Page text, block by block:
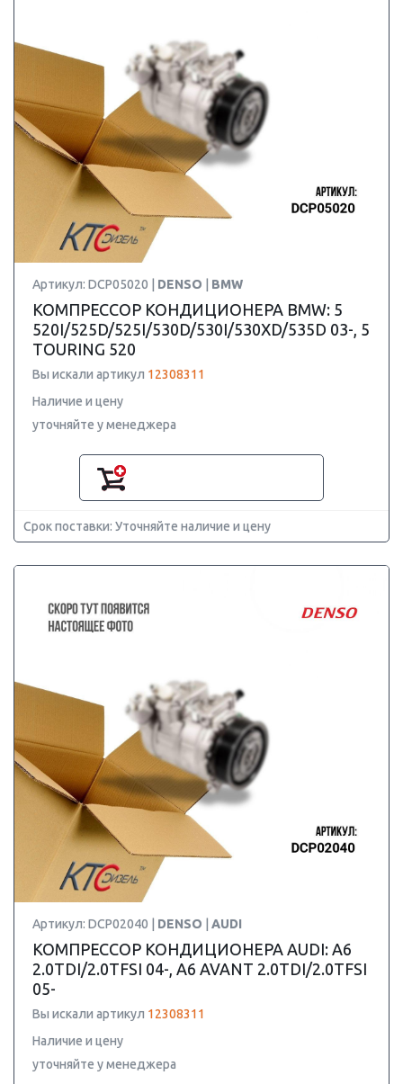
Артикул: DCP05020 | DENSO BMW
КОМПРЕССОР КОНДИЦИОНЕРА BMW: 5
520I/525D/525I/530D/530I/530XD/535D 03-, 5
TOURING 520
Вы искали артикул 12308311
Наличие и цену
уточняйте у менеджера
Срок поставки: Уточняйте наличие и цену
Артикул: DCP02040 | DENSO AUDI
КОМПРЕССОР КОНДИЦИОНЕРА AUDI: A6
2.0TDI/2.0TFSI 04-, A6 AVANT 2.0TDI/2.0TFSI
05-
Вы искали артикул 12308311
Наличие и цену
уточняйте у менеджера